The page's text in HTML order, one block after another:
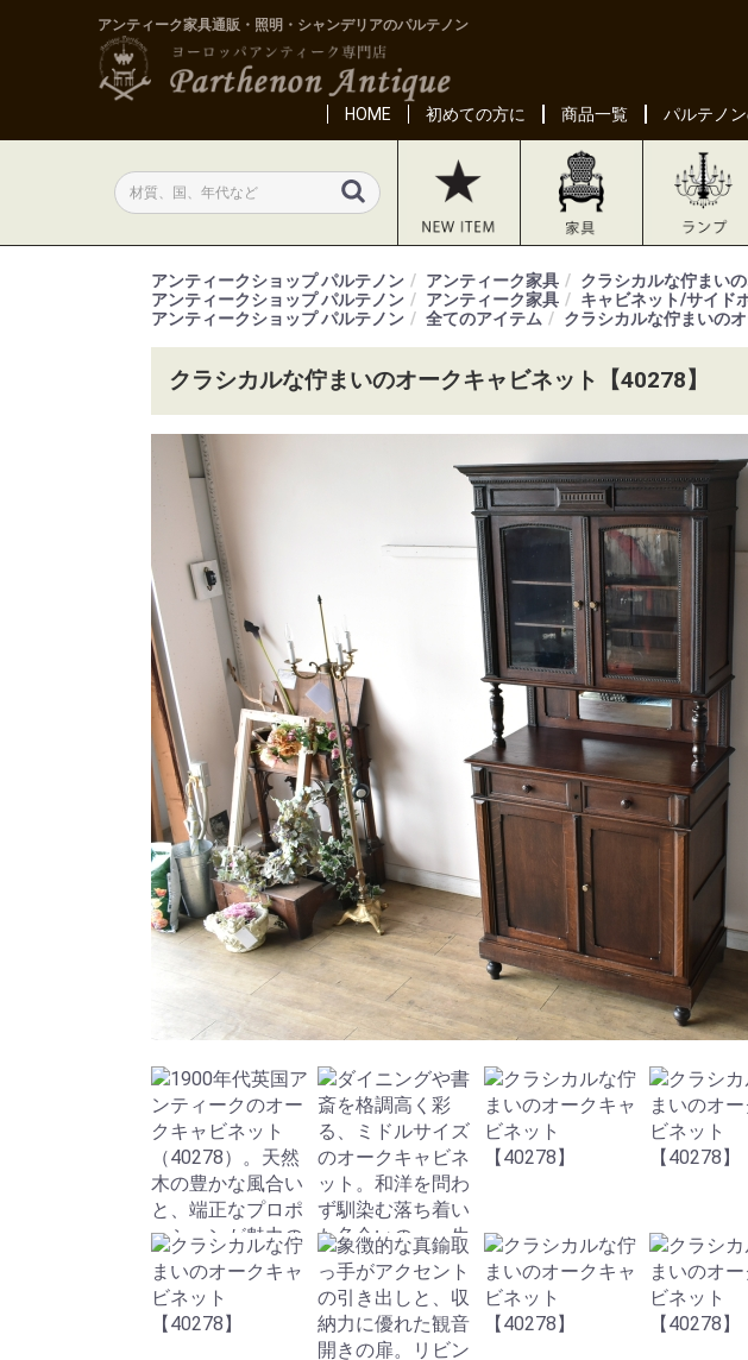
アンティーク家具通販・照明・シャンデリアのパルテノン
HOME 初めての方に 商品一覧 パルテノ
アンティークショップ パルテノン アンティーク家具
クラシカルな佇まい
アンティークショップ パルテノン
アンティーク家具 キャビネット/サイド
アンティークショップ パルテノン
全てのアイテム クラシカルな佇まいの
クラシカルな佇まいのオークキャビネット【40278】